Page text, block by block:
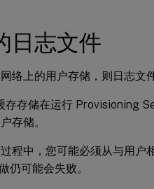
日志文件
络上的用户存储，则日志文
存储在运行 Provisioning
存储。
程中，您可能必须从与用户
仍可能会失败。